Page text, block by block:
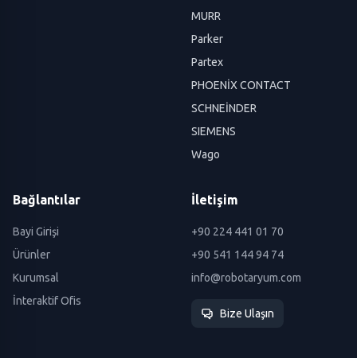
MURR
Parker
Partex
PHOENİX CONTACT
SCHNEİNDER
SIEMENS
Wago
Bağlantılar
Bayi Girişi
Ürünler
Kurumsal
İnteraktif Ofis
İletişim
+90 224 441 01 70
+90 541 144 94 74
info@robotaryum.com
Bize Ulaşın